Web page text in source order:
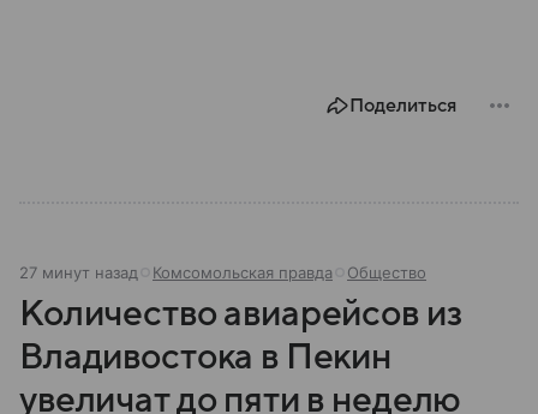
Поделиться
27 минут назад Комсомольская правда Общество
Количество авиарейсов из
Владивостока в Пекин
увеличат до пяти в неделю